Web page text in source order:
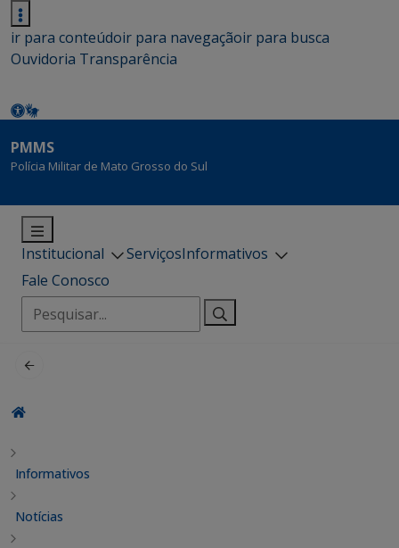
ir para conteúdoir para navegaçãoir para busca
Ouvidoria Transparência
PMMS
Polícia Militar de Mato Grosso do Sul
Institucional ServiçosInformativos
Fale Conosco
Pesquisar
por:
Informativos
Notícias